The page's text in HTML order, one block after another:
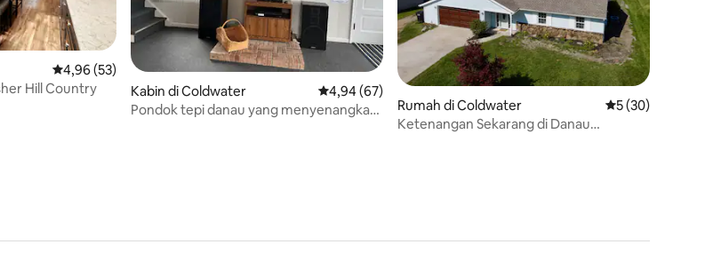
Nilai rata-rata 4,96 dari 5, 53 ulasan
4,96 (53)
Hill Country
Kabin di Coldwater Nilai rata-rata 4,94 dari 5, 67 ulasan
4,94 (67)
Pondok tepi danau yang menyenangkan
Rumah di Coldwater Nilai rata-rata 5
5 (30)
Ketenangan Sekarang di Danau